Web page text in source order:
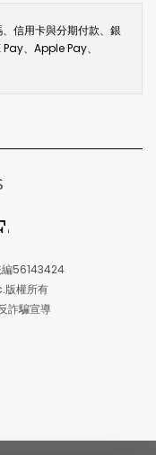
信用卡與分期付款、銀
、Apple Pay、
56143424
權所有
詐騙宣導